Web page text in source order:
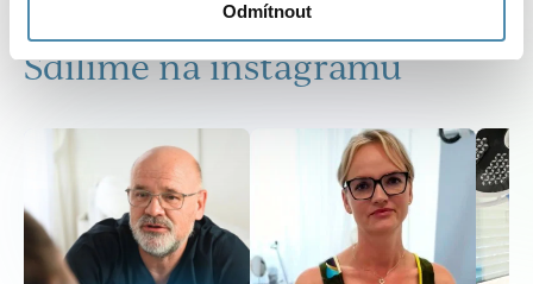
Odmítnout
SOCIÁLNÍ SÍTĚ
Sdílíme na instagramu